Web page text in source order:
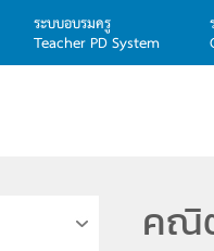
ระบบอบรมครู
Teacher PD System
คณิ